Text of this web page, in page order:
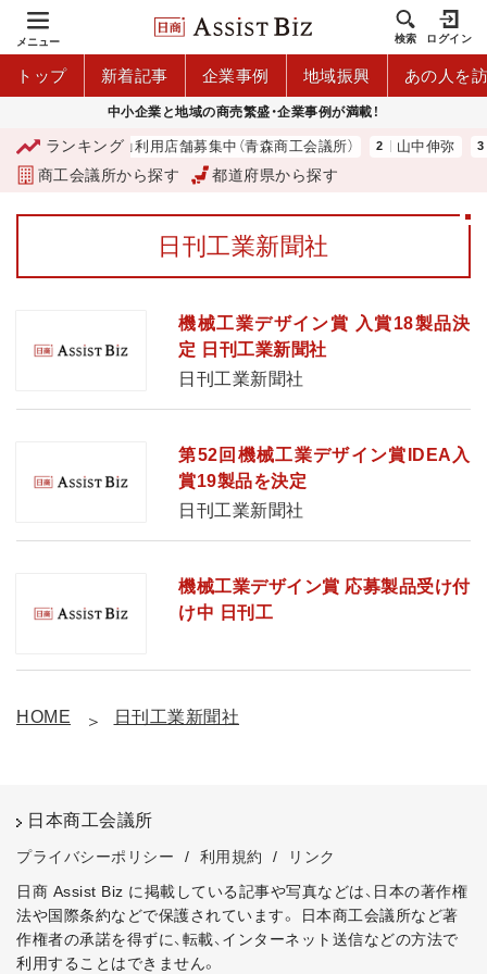
メニュー 検索 ログイン
トップ 新着記事 企業事例 地域振興 あの人を
中小企業と地域の商売繁盛・企業事例が満載！
ランキング
プレミアム商品券」利用店舗募集中（青森商工会議所） 山中伸弥
商工会議所から探す 都道府県から探す
日刊工業新聞社
機械工業デザイン賞 入賞18製品決
定 日刊工業新聞社
日刊工業新聞社
第52回機械工業デザイン賞IDEA入
賞19製品を決定
日刊工業新聞社
機械工業デザイン賞 応募製品受け付
け中 日刊工
HOME 日刊工業新聞社
日本商工会議所
プライバシーポリシー / 利用規約 /
リンク
日商 Assist Biz に掲載している記事や写真などは、日本の著作権
法や国際条約などで保護されています。
日本商工会議所など著
作権者の承諾を得ずに、転載、インターネット送信などの方法で
利用することはできません。